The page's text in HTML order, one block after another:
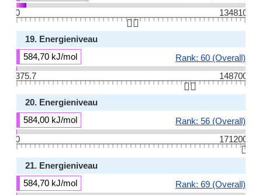
0
134810
👆🏻
19. Energieniveau
584,70 kJ/mol
Rank: 60 (Overall)
375.7
148700
👆🏻
20. Energieniveau
584,00 kJ/mol
Rank: 56 (Overall)
0
171200
👆🏻
21. Energieniveau
584,70 kJ/mol
Rank: 69 (Overall)